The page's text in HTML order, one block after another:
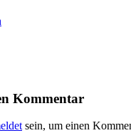
Kommentar
sein, um einen